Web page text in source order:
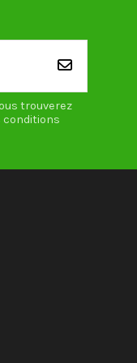
trouverez
conditions